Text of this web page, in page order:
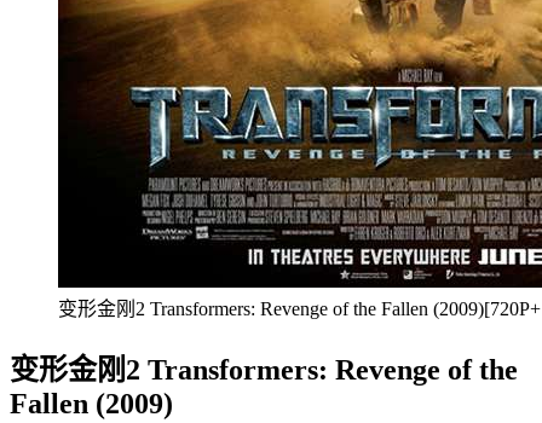
变形金刚2 Transformers: Revenge of the Fallen
变形金刚2 Transformers: Revenge of the
Fallen (2009)